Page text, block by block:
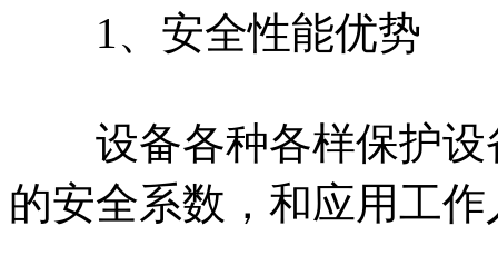
1、安全性能优势
设备各种各样保护设
的安全系数，和应用工